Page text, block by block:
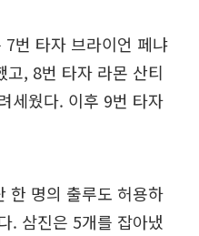
번 타자 브라이언 페냐
고, 8번 타자 라몬 산티
세웠다. 이후 9번 타자
한 명의 출루도 허용하
. 삼진은 5개를 잡아냈